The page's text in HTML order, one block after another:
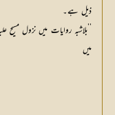
ذیل ہے۔
’’بلاشبہ روایات میں نزول
میں